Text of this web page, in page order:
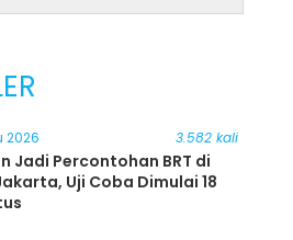
2026 3.582 kali
Jadi Percontohan BRT di
Uji Coba Dimulai 18